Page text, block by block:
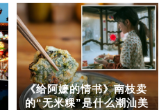
《给阿嬷的情书》南枝卖
的“无米粿”是什么潮汕美